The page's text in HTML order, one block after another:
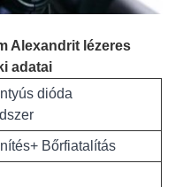
Alexandrit lézeres
adatai
dióda
Bőrfiatalítás